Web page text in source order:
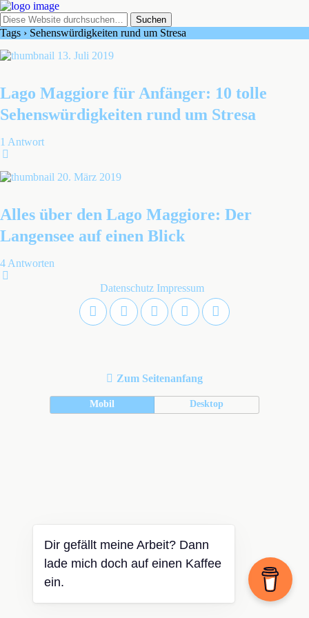
Tags › Sehenswürdigkeiten rund um Stresa
13. Juli 2019
Lago Maggiore für Anfänger: 10 tolle
Sehenswürdigkeiten rund um Stresa
1 Antwort
20. März 2019
Alles über den Lago Maggiore: Der
Langensee auf einen Blick
4 Antworten
Datenschutz Impressum
Zum Seitenanfang
Mobil Desktop
Dir gefällt meine Arbeit? Dann
lade mich doch auf einen Kaffee
ein.